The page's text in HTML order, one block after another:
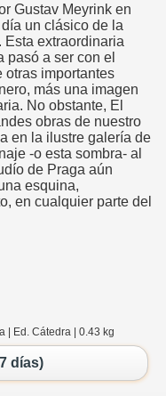
Gustav Meyrink en
un clásico de la
Esta extraordinaria
pasó a ser con el
otras importantes
más una imagen
No obstante, El
obras de nuestro
en la ilustre galería de
-o esta sombra- al
de Praga aún
esquina,
en cualquier parte del
| Ed. Cátedra | 0.43 kg
días)